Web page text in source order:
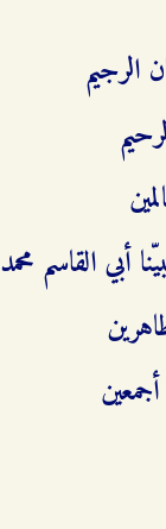
الرجيم
أبي القاسم محمد